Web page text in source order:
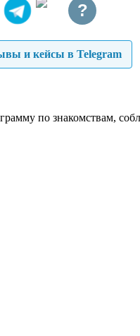
?
и кейсы в Telegram
по знакомствам,